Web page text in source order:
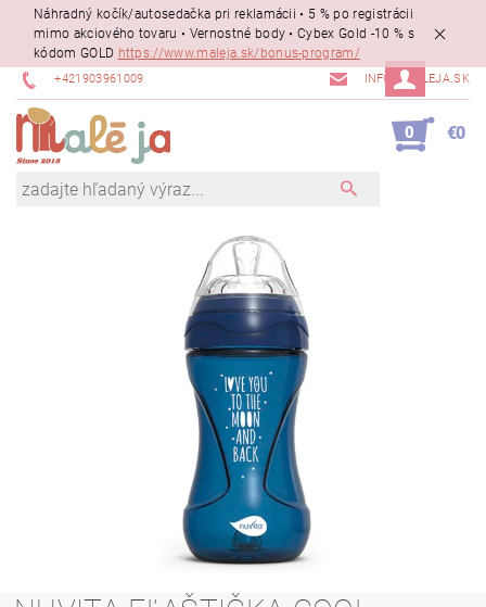
Náhradný kočík/autosedačka pri reklamácii • 5 % po registrácii
mimo akciového tovaru • Vernostné body • Cybex Gold -10 % s
kódom GOLD https://www.maleja.sk/bonus-program/
+421903961009 INFO@MALEJA.SK
0 €0